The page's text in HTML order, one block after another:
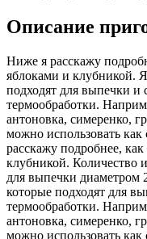
Описание
Ниже я расскажу
яблоками и клубникой.
подходят для выпечки и
термообработки.
антоновка, симеренко,
можно использовать
расскажу подробнее,
клубникой. Количество
для выпечки диаметром
которые подходят для
термообработки.
антоновка, симеренко,
можно использовать